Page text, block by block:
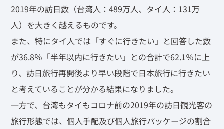
2019年の訪日数（台湾人：489万人、タイ人：131万
人）を大きく越えるものです。
また、特にタイ人では「すぐに行きたい」と回答した数
が36.8％「半年以内に行きたい」との合計で62.1％に上
り、訪日旅行再開後より早い段階で日本旅行に行きたい
と考えていることが分かる結果になりました。
一方で、台湾もタイもコロナ前の2019年の訪日観光客の
旅行形態では、個人手配及び個人旅行パッケージの割合